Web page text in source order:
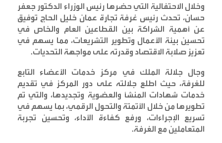
وخلال الاحتفالية التي حضرها رئيس الوزراء الدكتور جعفر
حسان، تحدث رئيس غرفة تجارة عمان خليل الحاج توفيق
عن أهمية الشراكة بين القطاعين العام والخاص في
تحسين بيئة الأعمال وتطوير التشريعات، مما يسهم في
تعزيز صلابة الاقتصاد وقدرته على مواجهة التحديات.
وجال جلالة الملك في مركز خدمات الأعضاء التابع
للغرفة، حيث اطلع جلالته على دور المركز في تقديم
خدمات شهادات المنشأ والعضوية وتجديدها، والتي تم
تطويرها من خلال الأتمتة والتحول الرقمي، بما يسهم في
تسريع الإجراءات، ورفع كفاءة الأداء، وتحسين تجربة
المتعاملين مع الغرفة.